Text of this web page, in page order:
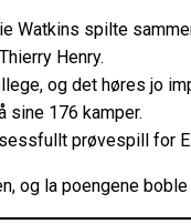
Watkins spilte
Henry.
og det høres jo
sine 176 kamper.
prøvespill for
og la poengene boble